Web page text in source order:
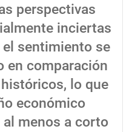
perspectivas
inciertas
el sentimiento se
en comparación
lo que
económico
menos a corto